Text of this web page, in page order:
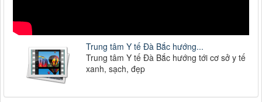
Trung tâm Y tế Đà Bắc hướng...
Trung tâm Y tế Đà Bắc hướng tới cơ sở y tế
xanh, sạch, đẹp